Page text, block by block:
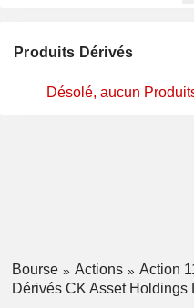
Produits Dérivés
Désolé, aucun
Bourse Actions
Action
Dérivés CK Asset Holdings